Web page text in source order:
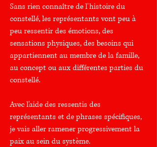
Sans rien connaître de l'histoire du
constellé, les représentants vont peu à
peu ressentir des émotions, des
sensations physiques, des besoins qui
appartiennent au membre de la famille,
au concept ou aux différentes parties du
constellé.
Avec l'aide des ressentis des
représentants et de phrases spécifiques,
je vais aller ramener progressivement la
paix au sein du système.